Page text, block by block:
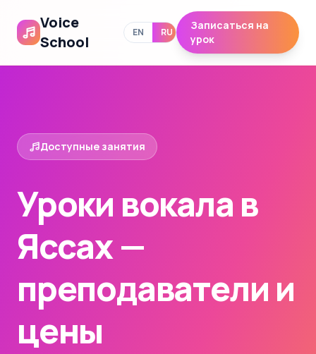
Voice
School
EN RU
Записаться на
урок
Доступные занятия
Уроки вокала в
Яссах —
преподаватели и
цены